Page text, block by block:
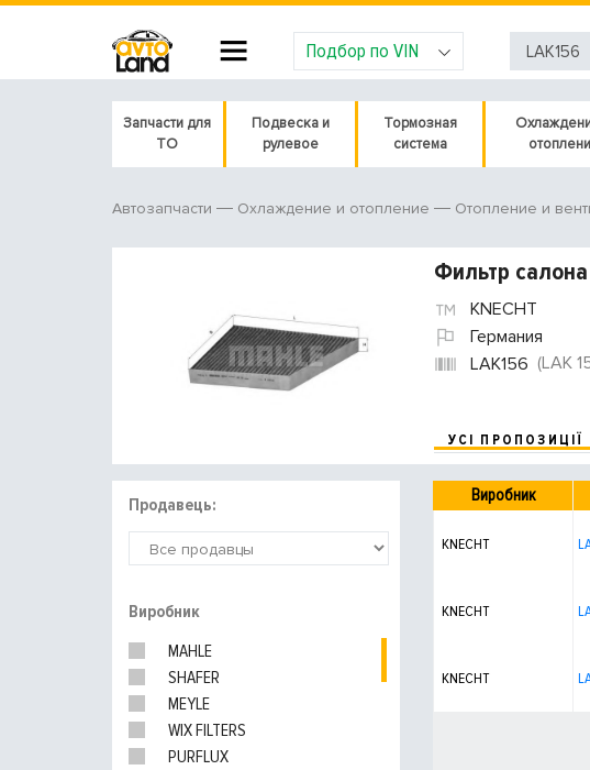
Подбор по VIN
Запчасти для
ТО
Подвеска и
рулевое
Тормозная
система
Автозапчасти Охлаждение и отопление Отопление и
Фильтр салона
KNECHT
Германия
LAK156 (LAK
УСІ ПРОПОЗИЦІЇ
Продавець:
Виробник
MAHLE
SHAFER
MEYLE
WIX FILTERS
PURFLUX
Виробник
KNECHT
KNECHT
KNECHT